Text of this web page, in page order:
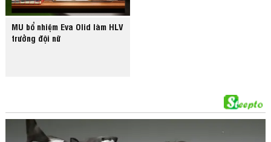
MU bổ nhiệm Eva Olid làm HLV
trưởng đội nữ